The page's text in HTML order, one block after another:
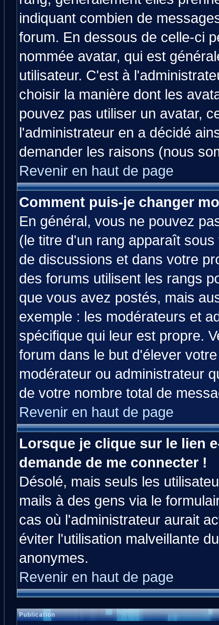
indiquant combien de
forum. En dessous de celle-ci
nommée avatar, qui est
utilisateur. C'est à
choisir la manière dont les
pouvez pas utiliser un avatar,
l'administrateur en a décidé
demander les raisons (nous
Revenir en haut de page
Comment puis-je changer
En général, vous ne pouvez
(le titre d'un rang apparaît
de discussions et dans votre
des forums utilisent les rangs
que vous avez postés, mais
exemple : les modérateurs et
spécifique qui leur est propre.
forum dans le but d'élever
modérateur ou administrateur
de votre nombre total de
Revenir en haut de page
Lorsque je clique sur le lien
demande de me connecter !
Désolé, mais seuls les
mails à des gens via le
cas où l'administrateur aurait
éviter l'utilisation malveillante
anonymes.
Revenir en haut de page
Publication